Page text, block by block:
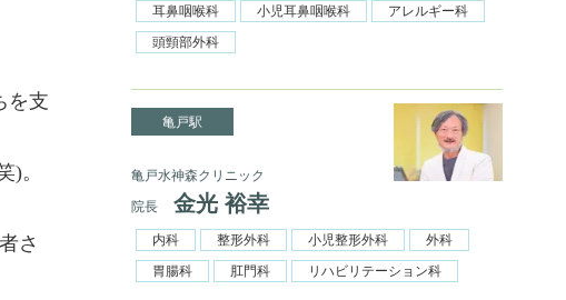
を支
)。
さ
耳鼻咽喉科 小児耳鼻咽喉科
アレルギー科
頭頸部外科
亀戸駅
亀戸水神森クリニック
院長
金光 裕幸
内科 整形外科 小児整形外科
外科
胃腸科
肛門科 リハビリテーション科